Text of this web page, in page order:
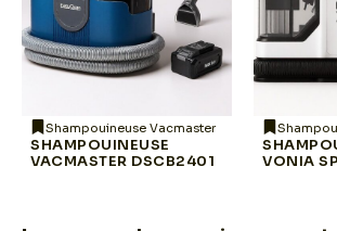
Shampouineuse Vacmaster
SHAMPOUINEUSE
VACMASTER DSCB2401
VONIA